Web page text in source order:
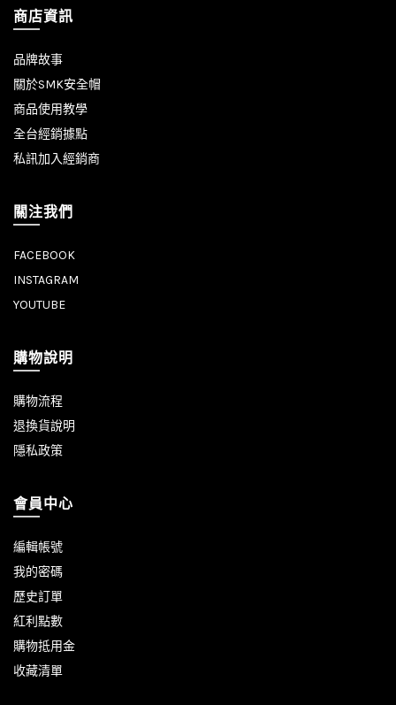
商店資訊
品牌故事
關於SMK安全帽
商品使用教學
全台經銷據點
私訊加入經銷商
關注我們
FACEBOOK
INSTAGRAM
YOUTUBE
購物說明
購物流程
退換貨說明
隱私政策
會員中心
編輯帳號
我的密碼
歷史訂單
紅利點數
購物抵用金
收藏清單